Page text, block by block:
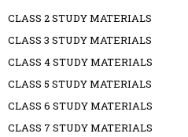
CLASS 2 STUDY MATERIALS
CLASS 3 STUDY MATERIALS
CLASS 4 STUDY MATERIALS
CLASS 5 STUDY MATERIALS
CLASS 6 STUDY MATERIALS
CLASS 7 STUDY MATERIALS